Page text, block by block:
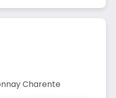
Charente